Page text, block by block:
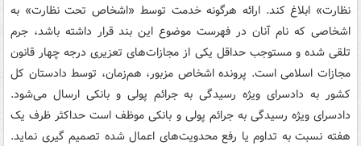
نظارت» ابلاغ کند. ارائه هرگونه خدمت توسط «اشخاص تحت نظارت» به
اشخاصی که نام آنان در فهرست موضوع این بند قرار داشته باشد، جرم
تلقی شده و مستوجب حداقل یکی از مجازات‌های تعزیری درجه چهار قانون
مجازات اسلامی است. پرونده اشخاص مزبور، هم‌زمان، توسط دادستان کل
کشور به دادسرای ویژه رسیدگی به جرائم پولی و بانکی ارسال می‌شود.
دادسرای ویژه رسیدگی به جرائم پولی و بانکی موظف است حداکثر ظرف یک
هفته نسبت به تداوم یا رفع محدویت‌های اعمال شده تصمیم گیری نماید.